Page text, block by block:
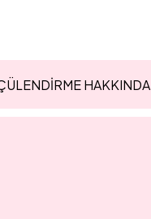
HAKKINDA